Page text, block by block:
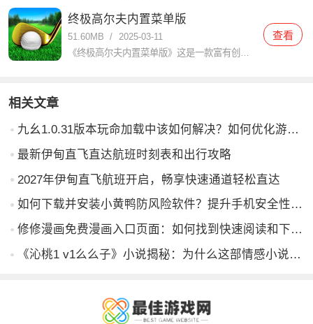
终极高尔夫内置菜单版
51.60MB / 2025-03-11
《终极高尔夫内置菜单版》这是一款富有创意和刺激的高尔夫游戏，它提供了各种各样的关卡和挑战，玩家可以体验到真实的高尔夫对战和精彩的竞技体验。里面有真实的物理效果和更逼真的互动玩法，带给你极致的高尔夫体验
查看
相关文章
九幺1.0.31版本玩命加载中该如何解决？如何优化游戏体验？
最新伊甸直飞直达航班时刻表和出行攻略
2027年伊甸直飞航班开启，畅享快速通道轻松直达
如何下载并安装小黄鸭防风险软件？提升手机安全性，避免网络风险的实用指南
修修漫画免费漫画入口页面：如何找到快速阅读和下载资源，让你畅享漫画世界？
《沁桃1 v1么么子》小说揭秘：为什么这部情感小说如此吸引人？